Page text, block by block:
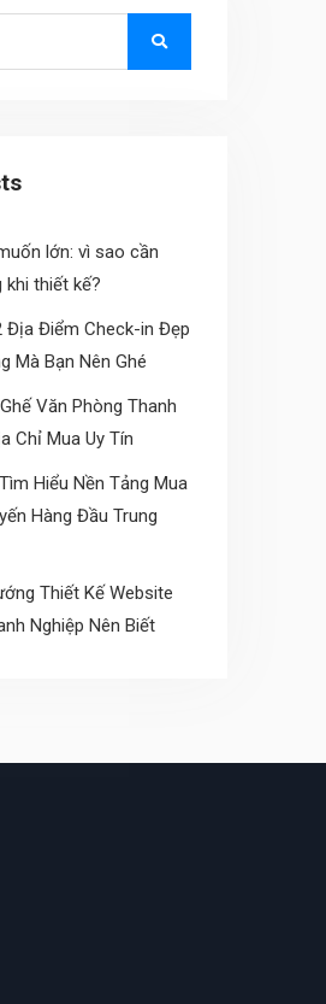
lớn: vì sao cần
khi thiết kế?
Địa Điểm Check-in Đẹp
Mà Bạn Nên Ghé
Văn Phòng Thanh
Chỉ Mua Uy Tín
Hiểu Nền Tảng Mua
Hàng Đầu Trung
Thiết Kế Website
Nghiệp Nên Biết